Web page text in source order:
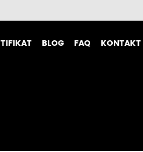
BLOG FAQ KONTAKT